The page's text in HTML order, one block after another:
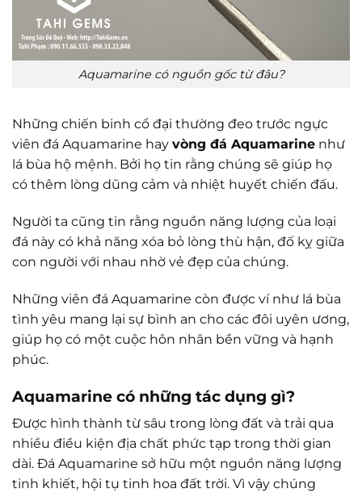
Aquamarine có nguồn gốc từ đâu?
Những chiến binh cổ đại thường đeo trước ngực
viên đá Aquamarine hay vòng đá Aquamarine như
lá bùa hộ mệnh. Bởi họ tin rằng chúng sẽ giúp họ
có thêm lòng dũng cảm và nhiệt huyết chiến đấu.
Người ta cũng tin rằng nguồn năng lượng của loại
đá này có khả năng xóa bỏ lòng thù hận, đố kỵ giữa
con người với nhau nhờ vẻ đẹp của chúng.
Những viên đá Aquamarine còn được ví như lá bùa
tình yêu mang lại sự bình an cho các đôi uyên ương,
giúp họ có một cuộc hôn nhân bền vững và hạnh
phúc.
Aquamarine có những tác dụng gì?
Được hình thành từ sâu trong lòng đất và trải qua
nhiều điều kiện địa chất phức tạp trong thời gian
dài. Đá Aquamarine sở hữu một nguồn năng lượng
tinh khiết, hội tụ tinh hoa đất trời. Vì vậy chúng